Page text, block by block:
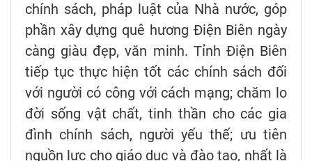
chính sách, pháp luật của Nhà nước, góp
phần xây dựng quê hương Điện Biên ngày
càng giàu đẹp, văn minh. Tỉnh Điện Biên
tiếp tục thực hiện tốt các chính sách đối
với người có công với cách mạng; chăm lo
đời sống vật chất, tinh thần cho các gia
đình chính sách, người yếu thế; ưu tiên
nguồn lực cho giáo dục và đào tạo, nhất là